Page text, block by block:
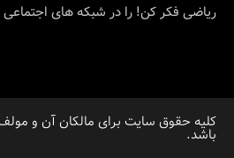
کن! را در شبکه های اجتماعی را دنبال
سایت برای مالکان آن و مولف هر